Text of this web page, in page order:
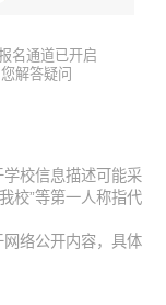
名通道已开启
解答疑问
校信息描述可能采
校”等第一人称指代
络公开内容，具体